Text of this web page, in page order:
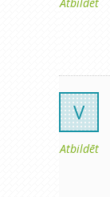
V
Atbildēt